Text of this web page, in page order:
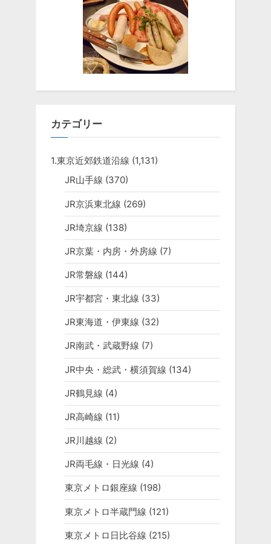
カテゴリー
1.東京近郊鉄道沿線 (1,131)
JR山手線 (370)
JR京浜東北線 (269)
JR埼京線 (138)
JR京葉・内房・外房線 (7)
JR常磐線 (144)
JR宇都宮・東北線 (33)
JR東海道・伊東線 (32)
JR南武・武蔵野線 (7)
JR中央・総武・横須賀線 (134)
JR鶴見線 (4)
JR高崎線 (11)
JR川越線 (2)
JR両毛線・日光線 (4)
東京メトロ銀座線 (198)
東京メトロ半蔵門線 (121)
東京メトロ日比谷線 (215)